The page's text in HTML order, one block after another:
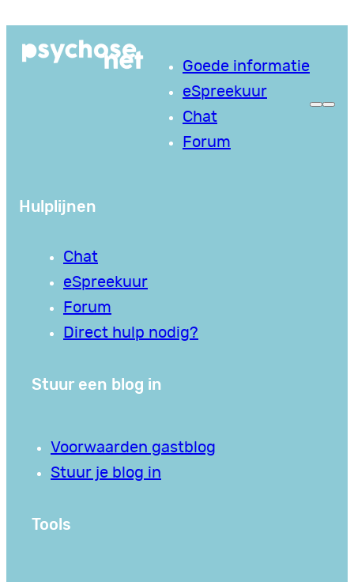
naar
Goede informatie
eSpreekuur
Chat
Forum
Hulplijnen
Chat
eSpreekuur
Forum
Direct hulp nodig?
Stuur een blog in
Voorwaarden gastblog
Stuur je blog in
Tools